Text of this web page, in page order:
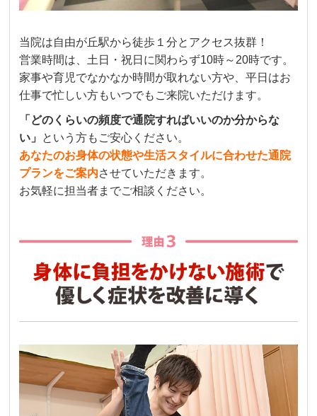
当院は自由が丘駅から徒歩１分とアクセス抜群！
営業時間は、土日・祝日に関わらず10時～20時です。
家事や育児でなかなか時間が取れない方や、平日はお
仕事で忙しい方もいつでもご来院いただけます。
「どのくらいの頻度で通院すればいいのか分からな
い」
という方もご安心ください。
あなたのお身体の状態や生活スタイルに合わせた通院
プランをご案内させていただきます。
お気軽に担当者までご相談ください。